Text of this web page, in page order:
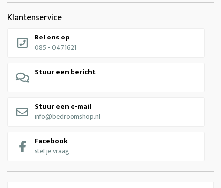
Klantenservice
Bel ons op
085 - 0471621
Stuur een bericht
Stuur een e-mail
info@bedroomshop.nl
Facebook
stel je vraag